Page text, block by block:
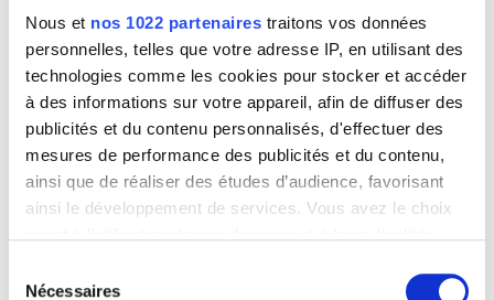
Nous et nos 1022 partenaires traitons vos données
personnelles, telles que votre adresse IP, en utilisant des
technologies comme les cookies pour stocker et accéder
à des informations sur votre appareil, afin de diffuser des
publicités et du contenu personnalisés, d'effectuer des
mesures de performance des publicités et du contenu,
ainsi que de réaliser des études d’audience, favorisant
ainsi le développement de services. Vous avez le choix
tout moment en consultant la Déclaration relative aux
Nécessaires